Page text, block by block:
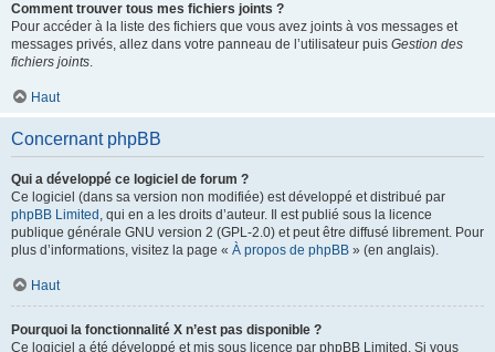
Comment trouver tous mes fichiers joints ?
Pour accéder à la liste des fichiers que vous avez joints à vos messages et
messages privés, allez dans votre panneau de l’utilisateur puis Gestion des
fichiers joints.
Haut
Concernant phpBB
Qui a développé ce logiciel de forum ?
Ce logiciel (dans sa version non modifiée) est développé et distribué par
phpBB Limited , qui en a les droits d’auteur. Il est publié sous la licence
publique générale GNU version 2 (GPL-2.0) et peut être diffusé librement. Pour
plus d’informations, visitez la page « À propos de phpBB » (en anglais).
Haut
Pourquoi la fonctionnalité X n’est pas disponible ?
Ce logiciel a été développé et mis sous licence par phpBB Limited. Si vous